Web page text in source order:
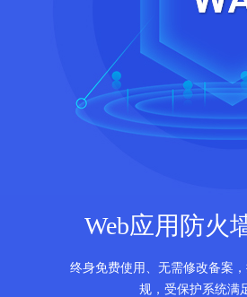
Web应用防火
终身免费使用、无需修改备案
规，受保护系统满